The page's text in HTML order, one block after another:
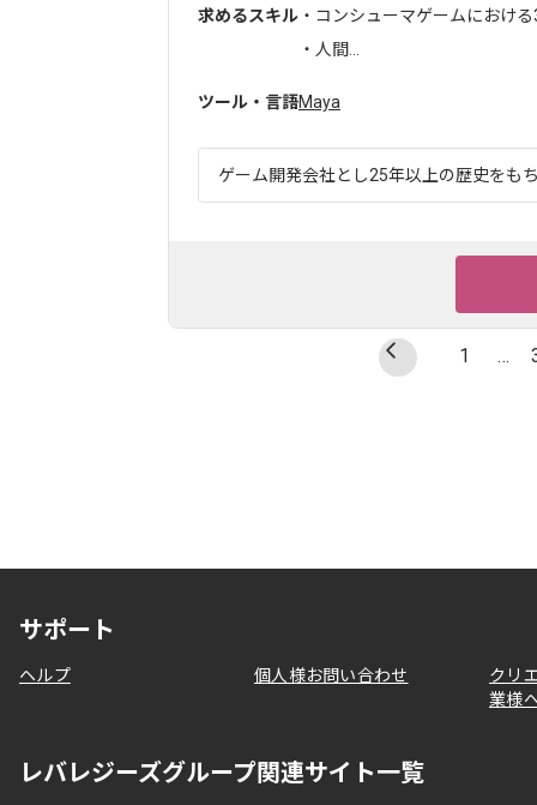
求めるスキル ・コンシューマゲームにおけ
・人間...
ツール・言語Maya
ゲーム開発会社とし25年以上の歴史をも
1 …
サポート
ヘルプ 個人様お問い合わせ
クリ
業様
レバレジーズグループ関連サイト一覧